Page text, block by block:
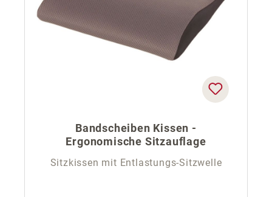
Bandscheiben Kissen -
Ergonomische Sitzauflage
Sitzkissen mit Entlastungs-Sitzwelle